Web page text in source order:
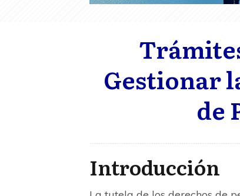
Gestionar
de
Introducción